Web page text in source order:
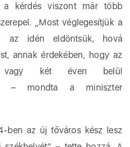
a kérdés viszont már több
„Most véglegesítjük a
az idén eldöntsük, hová
annak érdekében, hogy az
vagy két éven belül
– mondta a miniszter
ben az új főváros kész lesz